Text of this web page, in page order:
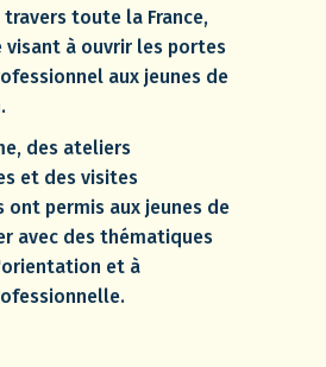
toute la France,
visant à ouvrir les portes
aux jeunes de
des ateliers
et des visites
ont permis aux jeunes de
avec des thématiques
et à